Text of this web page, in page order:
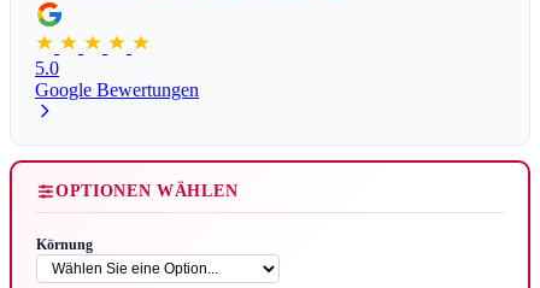
5.0
Google Bewertungen
OPTIONEN WÄHLEN
Körnung